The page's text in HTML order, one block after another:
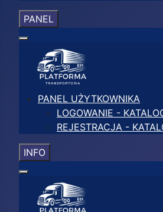
PANEL
PANEL UŻYTKOWNIKA
LOGOWANIE -
REJESTRACJA -
INFO